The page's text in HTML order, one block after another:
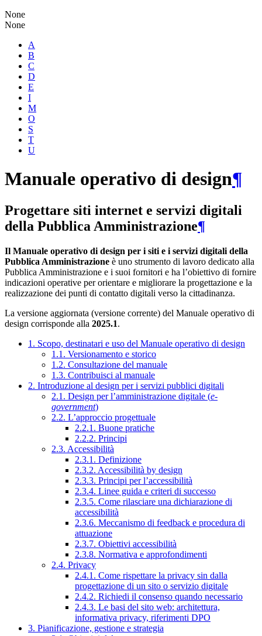
None
None
A
B
C
D
E
I
M
O
S
T
U
Manuale operativo di design¶
Progettare siti internet e servizi digitali
della Pubblica Amministrazione¶
Il Manuale operativo di design per i siti e i servizi digitali della
Pubblica Amministrazione è uno strumento di lavoro dedicato alla
Pubblica Amministrazione e i suoi fornitori e ha l’obiettivo di fornire
indicazioni operative per orientare e migliorare la progettazione e la
realizzazione dei punti di contatto digitali verso la cittadinanza.
La versione aggiornata (versione corrente) del Manuale operativo di
design corrisponde alla 2025.1.
1. Scopo, destinatari e uso del Manuale operativo di design
1.1. Versionamento e storico
1.2. Consultazione del manuale
1.3. Contribuisci al manuale
2. Introduzione al design per i servizi pubblici digitali
2.1. Design per l’amministrazione digitale (e-
government)
2.2. L’approccio progettuale
2.2.1. Buone pratiche
2.2.2. Principi
2.3. Accessibilità
2.3.1. Definizione
2.3.2. Accessibilità by design
2.3.3. Principi per l’accessibilità
2.3.4. Linee guida e criteri di successo
2.3.5. Come rilasciare una dichiarazione di
accessibilità
2.3.6. Meccanismo di feedback e procedura di
attuazione
2.3.7. Obiettivi accessibilità
2.3.8. Normativa e approfondimenti
2.4. Privacy
2.4.1. Come rispettare la privacy sin dalla
progettazione di un sito o servizio digitale
2.4.2. Richiedi il consenso quando necessario
2.4.3. Le basi del sito web: architettura,
informativa privacy, riferimenti DPO
3. Pianificazione, gestione e strategia